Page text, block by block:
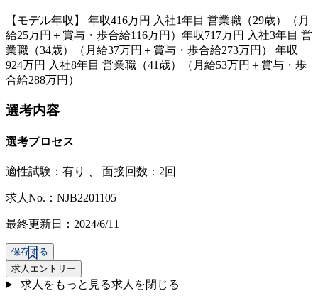
【モデル年収】 年収416万円 入社1年目 営業職（29歳）（月
給25万円＋賞与・歩合給116万円）年収717万円 入社3年目 営
業職（34歳）（月給37万円＋賞与・歩合給273万円） 年収
924万円 入社8年目 営業職（41歳）（月給53万円＋賞与・歩
合給288万円）
選考内容
選考プロセス
適性試験： 有り 、 面接回数：2回
求人No.：NJB2201105
最終更新日：2024/6/11
保存する
求人エントリー
求人をもっと見る求人を閉じる